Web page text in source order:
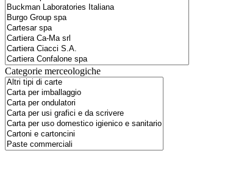
Categorie merceologiche